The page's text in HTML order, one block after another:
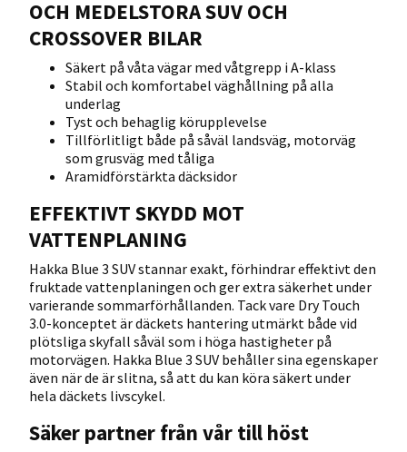
OCH MEDELSTORA SUV OCH
CROSSOVER BILAR
Säkert på våta vägar med våtgrepp i A-klass
Stabil och komfortabel väghållning på alla
underlag
Tyst och behaglig körupplevelse
Tillförlitligt både på såväl landsväg, motorväg
som grusväg med tåliga
Aramidförstärkta däcksidor
EFFEKTIVT SKYDD MOT
VATTENPLANING
Hakka Blue 3 SUV stannar exakt, förhindrar effektivt den
fruktade vattenplaningen och ger extra säkerhet under
varierande sommarförhållanden. Tack vare Dry Touch
3.0-konceptet är däckets hantering utmärkt både vid
plötsliga skyfall såväl som i höga hastigheter på
motorvägen. Hakka Blue 3 SUV behåller sina egenskaper
även när de är slitna, så att du kan köra säkert under
hela däckets livscykel.
Säker partner från vår till höst